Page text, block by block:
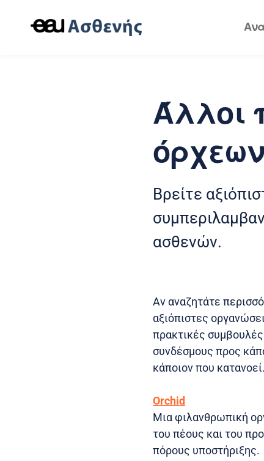
Άλλοι
όρχεων
Βρείτε
ασθενών.
Αν αναζητάτε
αξιόπιστες
πρακτικές
συνδέσμους προς
κάποιον που κατανοεί.
Orchid
Μια φιλανθρωπική
του πέους και του
πόρους υποστήριξης.